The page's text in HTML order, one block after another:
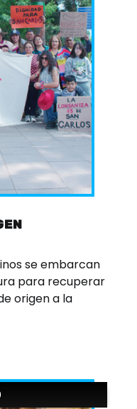
se embarcan
para recuperar
origen a la